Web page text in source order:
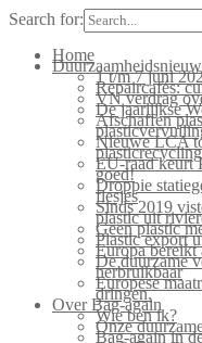
Search for:
Home
1 t/m 7 juni
Repaircafés:
VN verdrag
De jaarlijkse
Afschaffen
Nieuwe LCA
EU-raad keurt
goed!
Droppie
flesjes
Sinds 2019
plastic uit
Geen plastic
Plastic export
Europa
De duurzame
herbruikbaar
Europese
dringen.
Over Bag-again
Wie ben ik?
Onze
Bag-again in